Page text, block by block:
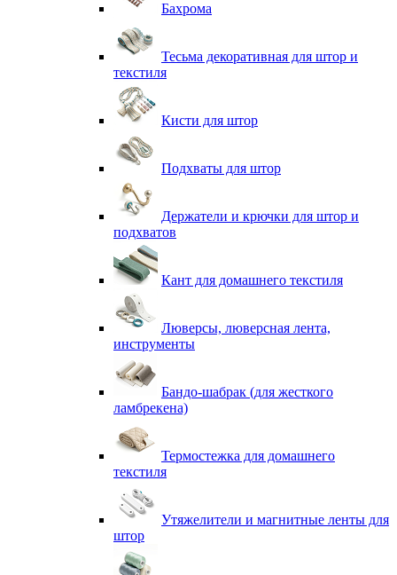
Бахрома
Тесьма декоративная для штор и
текстиля
Кисти для штор
Подхваты для штор
Держатели и крючки для штор и
подхватов
Кант для домашнего текстиля
Люверсы, люверсная лента,
инструменты
Бандо-шабрак (для жесткого
ламбрекена)
Термостежка для домашнего
текстиля
Утяжелители и магнитные ленты для
штор